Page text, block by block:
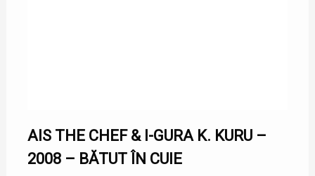
AIS THE CHEF & I-GURA K. KURU –
2008 – BĂTUT ÎN CUIE